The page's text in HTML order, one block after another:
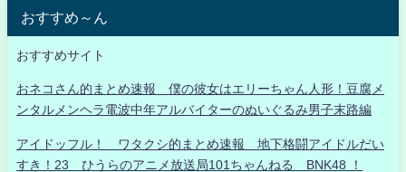
おすすめ～ん
おすすめサイト
おネコさん的まとめ速報 僕の彼女はエリーちゃん人形！豆腐メ
ンタルメンヘラ電波中年アルバイターのぬいぐるみ男子末路編
アイドッフル！ ワタクシ的まとめ速報 地下格闘アイドルだい
すき！23 ひうらのアニメ放送局101ちゃんねる BNK48 ！